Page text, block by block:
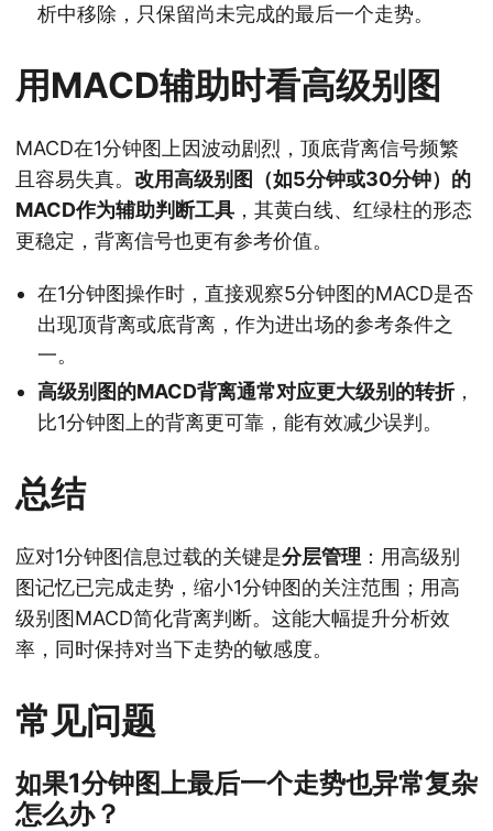
析中移除，只保留尚未完成的最后一个走势。
用MACD辅助时看高级别图
MACD在1分钟图上因波动剧烈，顶底背离信号频繁
且容易失真。 改用高级别图（如5分钟或30分钟）的
MACD作为辅助判断工具 ，其黄白线、红绿柱的形态
更稳定，背离信号也更有参考价值。
在1分钟图操作时，直接观察5分钟图的MACD是否
出现顶背离或底背离，作为进出场的参考条件之
一。
高级别图的MACD背离通常对应更大级别的转折，
比1分钟图上的背离更可靠，能有效减少误判。
总结
应对1分钟图信息过载的关键是分层管理 ：用高级别
图记忆已完成走势，缩小1分钟图的关注范围；用高
级别图MACD简化背离判断。这能大幅提升分析效
率，同时保持对当下走势的敏感度。
常见问题
如果1分钟图上最后一个走势也异常复杂
怎么办？